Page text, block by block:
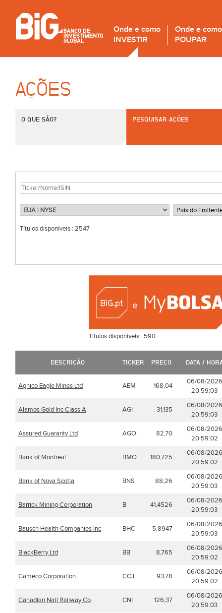
Onde e como
INVESTIR
Onde e como
POUPAR
AÇÕES
O QUE SÃO? PESQUISAR AÇÕES
Títulos disponíveis : 2547
Títulos disponíveis : 590
DESCRIÇÃO TICKER PREÇO DATA /
Agnico Eagle Mines Ltd AEM 168,04
06/08/2026
20:59:03
Alamos Gold Inc Class A AGI 31,135
06/08/2026
20:59:03
Assured Guaranty Ltd AGO 82,70
06/08/2026
20:59:02
Bank of Montreal BMO 180,725
06/08/2026
20:59:02
Bank of Nova Scotia BNS 88,26
06/08/2026
20:59:03
Barrick Mining Corporation B 41,4526
06/08/2026
20:59:03
Bausch Health Companies Inc BHC 5,8947
06/08/2026
20:59:03
BlackBerry Ltd BB 8,765
06/08/2026
20:59:02
Cameco Corporation CCJ 93,78
06/08/2026
20:59:02
Canadian Natl Railway Co CNI 126,37
06/08/2026
20:59:03